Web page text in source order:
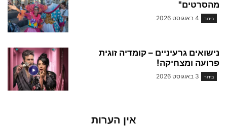
מהסרטים"
בידור 4 באוגוסט 2026
נישואים גרעיניים – קומדיה זוגית
פרועה ומצחיקה!
בידור 3 באוגוסט 2026
אין הערות